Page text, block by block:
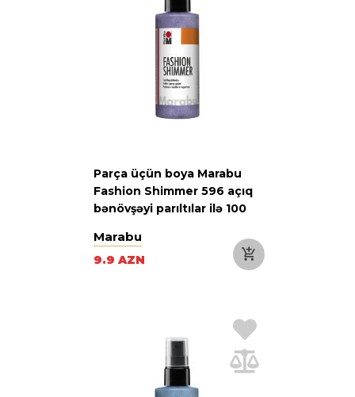
Parça üçün boya Marabu
Fashion Shimmer 596 açıq
bənövşəyi parıltılar ilə 100
Marabu
9.9 AZN